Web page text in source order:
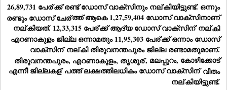
26,89,731 പേര്
ക്ക് രണ്ട് ഡോസ് വാക്‌സിനും നല്കിയിട്ടുണ്ട്. ഒന്നും
രണ്ടും ഡോസ് ചേര്ത്ത് ആകെ 1,27,59,404 ഡോസ് വാക്‌സിനാണ്
നല്കിയത്. 12,33,315 പേര് ക്ക് ആദ്യ ഡോസ് വാക്‌സിന് നല്കി
എറണാകുളം ജില്ല ഒന്നാമതും 11,95,303 പേര്ക്ക് ഒന്നാം ഡോസ്
വാക്‌സിന് നല്കി തിരുവനന്തപുരം ജില്ല രണ്ടാമതുമാണ്.
തിരുവനന്തപുരം, എറണാകുളം, തൃശൂര്, മലപ്പുറം, കോഴിക്കോട്
എന്നീ ജില്ലകള്
പത്ത് ലക്ഷത്തിലധികം ഡോസ് വാക്‌സിന് വീതം
നല്കിയിട്ടുണ്ട്.